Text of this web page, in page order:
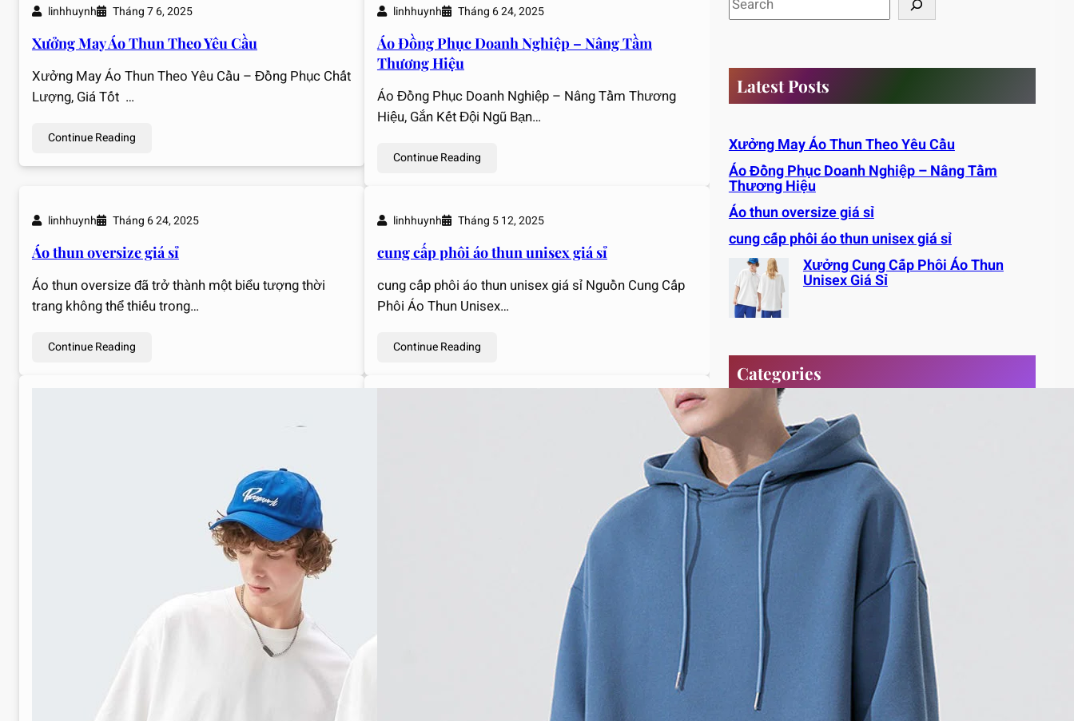
linhhuynh Tháng 7 6, 2025
Xưởng May Áo Thun Theo Yêu Cầu
Xưởng May Áo Thun Theo Yêu Cầu – Đồng Phục Chất
Lượng, Giá Tốt …
Continue Reading
linhhuynh Tháng 6 24, 2025
Áo Đồng Phục Doanh Nghiệp – Nâng Tầm
Thương Hiệu
Áo Đồng Phục Doanh Nghiệp – Nâng Tầm Thương
Hiệu, Gắn Kết Đội Ngũ Bạn…
Continue Reading
linhhuynh Tháng 6 24, 2025
Áo thun oversize giá sỉ
Áo thun oversize đã trở thành một biểu tượng thời
trang không thể thiếu trong…
Continue Reading
linhhuynh Tháng 5 12, 2025
cung cấp phôi áo thun unisex giá sỉ
cung cấp phôi áo thun unisex giá sỉ Nguồn Cung Cấp
Phôi Áo Thun Unisex…
Continue Reading
e
h
Latest Posts
Xưởng May Áo Thun Theo Yêu Cầu
Áo Đồng Phục Doanh Nghiệp – Nâng Tầm
Thương Hiệu
Áo thun oversize giá sỉ
cung cấp phôi áo thun unisex giá sỉ
Xưởng Cung Cấp Phôi Áo Thun
Unisex Giá Sỉ
Categories
tin tức
Uncategorized
Tags
>phôi áo cotton in logo local brand
Cung Cấp Phôi Áo Thun In Chuyển Nhiệt – Áo Thun Giá Sỉ
cung cấp phôi áo thun oversize
cung cấp phôi áo thun unisex
Hà Nội
local brand mua phôi áo ở đâu
may áo thun đồng phục số lượng lớn